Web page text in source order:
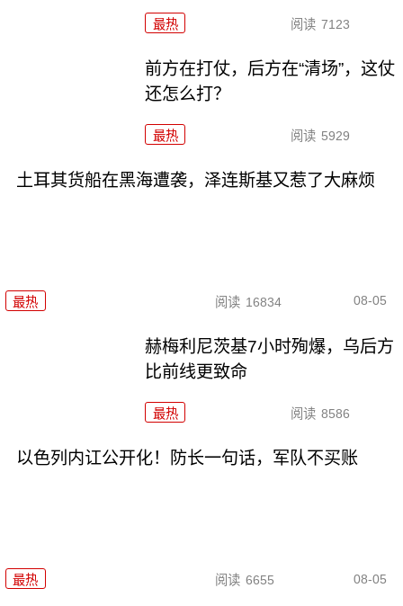
最热 阅读 7123
前方在打仗，后方在“清场”，这仗
还怎么打？
最热 阅读 5929
土耳其货船在黑海遭袭，泽连斯基又惹了大麻烦
最热 阅读 16834 08-05
赫梅利尼茨基7小时殉爆，乌后方
比前线更致命
最热 阅读 8586
以色列内讧公开化！防长一句话，军队不买账
最热 阅读 6655 08-05